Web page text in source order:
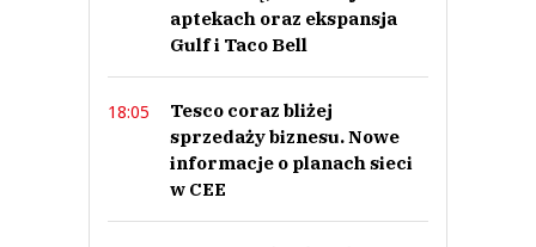
aptekach oraz ekspansja
Gulf i Taco Bell
18:05
Tesco coraz bliżej
sprzedaży biznesu. Nowe
informacje o planach sieci
w CEE